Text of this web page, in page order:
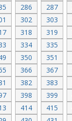
286 287
302 303
318 319
334 335
350 351
366 367
382 383
398 399
414 415